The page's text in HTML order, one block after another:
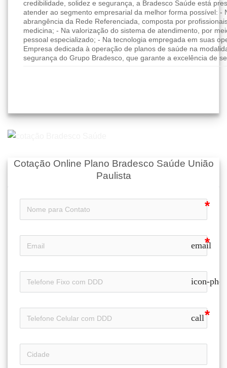
credibilidade, solidez e segurança, a Bradesco Saúde está
atender ao segmento empresarial da melhor forma possível:
abrangência da Rede Referenciada, composta por
medicina; - Na valorização do sistema de atendimento, por
pessoal especializado; - Na tecnologia empregada em suas
Empresa dedicada à operação de planos de saúde na
segurança do Grupo Bradesco, que garante a excelência de
Cotação Online Plano Bradesco Saúde União
Paulista
email
icon-
call